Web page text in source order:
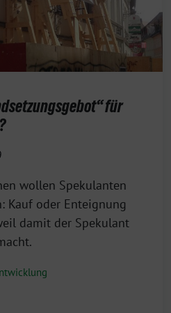
für
wollen Spekulanten
Kauf oder Enteignung
damit der Spekulant